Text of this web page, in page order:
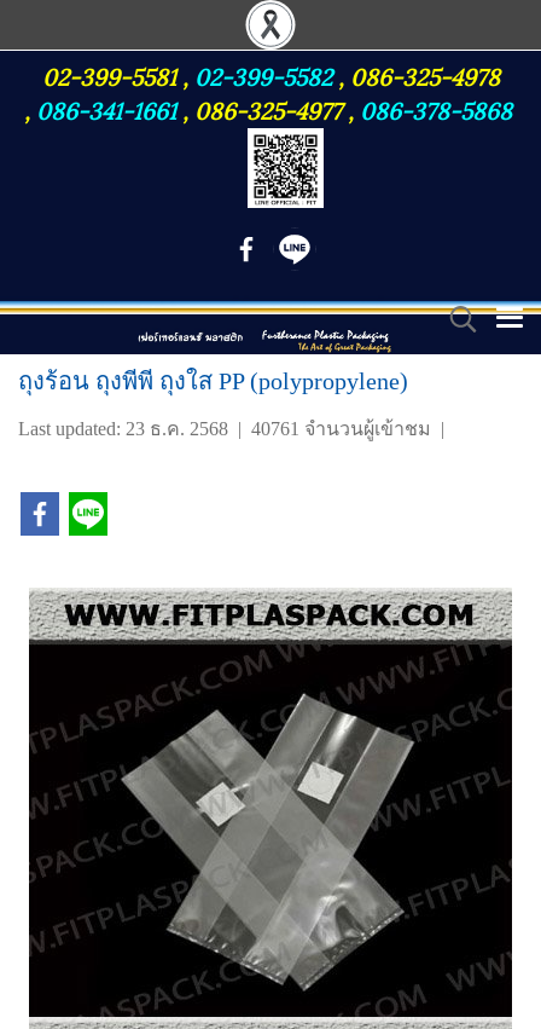
02-399-5581,02-399-5582, 086-325-4978
, 086-341-1661, 086-325-4977, 086-378-5868
ถุงร้อน ถุงพีพี ถุงใส PP (polypropylene)
Last updated: 23 ธ.ค. 2568 | 40761 จำนวนผู้เข้าชม |